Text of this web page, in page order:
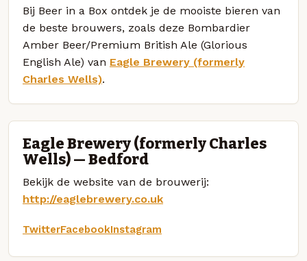
Bij Beer in a Box ontdek je de mooiste bieren van
de beste brouwers, zoals deze Bombardier
Amber Beer/Premium British Ale (Glorious
English Ale) van Eagle Brewery (formerly
Charles Wells).
Eagle Brewery (formerly Charles
Wells) — Bedford
Bekijk de website van de brouwerij:
http://eaglebrewery.co.uk
TwitterFacebookInstagram